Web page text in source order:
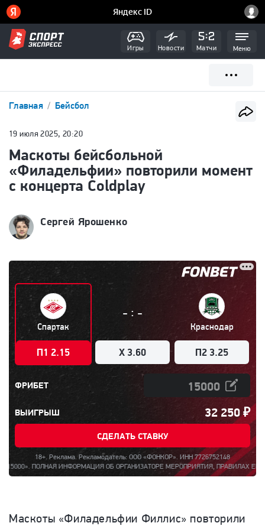
Игры Новости Матчи Меню
Главная Бейсбол
19 июля 2025, 20:20
Маскоты бейсбольной
«Филадельфии» повторили момент
с концерта Coldplay
Сергей Ярошенко
Спартак
П1 2.15
- : -
X 3.60
Краснодар
П2 3.25
ФРИБЕТ
ВЫИГРЫШ 32 250₽
СДЕЛАТЬ СТАВКУ
18+. Реклама. Рекламодатель: ООО «ФОНКОР». ИНН 7726752148
ПОЛНАЯ ИНФОРМАЦИЯ ОБ ОРГАНИЗАТОРЕ МЕРОПРИЯТИЯ, ПРАВИЛАХ ЕГО
Маскоты «Филадельфии Филлис» повторили